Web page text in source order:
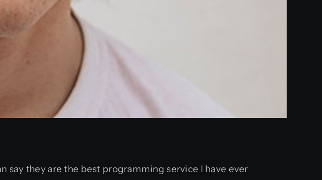
say they are the best programming service I have ever